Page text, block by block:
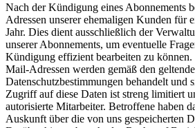
Nach der Kündigung eines Abonnements
Adressen unserer ehemaligen Kunden für
Jahr. Dies dient ausschließlich der
unserer Abonnements, um eventuelle
Kündigung effizient bearbeiten zu können.
Mail-Adressen werden gemäß den
Datenschutzbestimmungen behandelt und
Zugriff auf diese Daten ist streng limitiert
autorisierte Mitarbeiter. Betroffene haben
Auskunft über die von uns gespeicherten